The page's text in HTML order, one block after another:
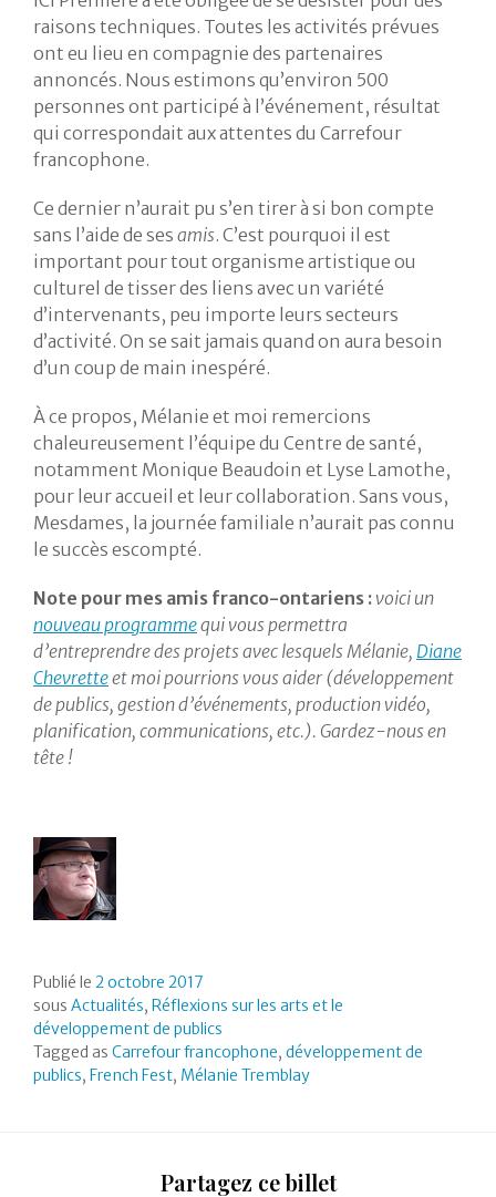
raisons techniques. Toutes les activités prévues
ont eu lieu en compagnie des partenaires
annoncés. Nous estimons qu’environ 500
personnes ont participé à l’événement, résultat
qui correspondait aux attentes du Carrefour
francophone.
Ce dernier n’aurait pu s’en tirer à si bon compte
sans l’aide de ses amis. C’est pourquoi il est
important pour tout organisme artistique ou
culturel de tisser des liens avec un variété
d’intervenants, peu importe leurs secteurs
d’activité. On se sait jamais quand on aura besoin
d’un coup de main inespéré.
À ce propos, Mélanie et moi remercions
chaleureusement l’équipe du Centre de santé,
notamment Monique Beaudoin et Lyse Lamothe,
pour leur accueil et leur collaboration. Sans vous,
Mesdames, la journée familiale n’aurait pas connu
le succès escompté.
Note pour mes amis franco-ontariens : voici un
nouveau programmequi vous permettra
d’entreprendre des projets avec lesquels Mélanie, Diane
Chevretteet moi pourrions vous aider (développement
de publics, gestion d’événements, production vidéo,
planification, communications, etc.). Gardez-nous en
tête !
Publié le 2 octobre 2017
sous Actualités, Réflexions sur les arts et le
développement de publics
Tagged as Carrefour francophone, développement de
publics, French Fest, Mélanie Tremblay
Partagez ce billet